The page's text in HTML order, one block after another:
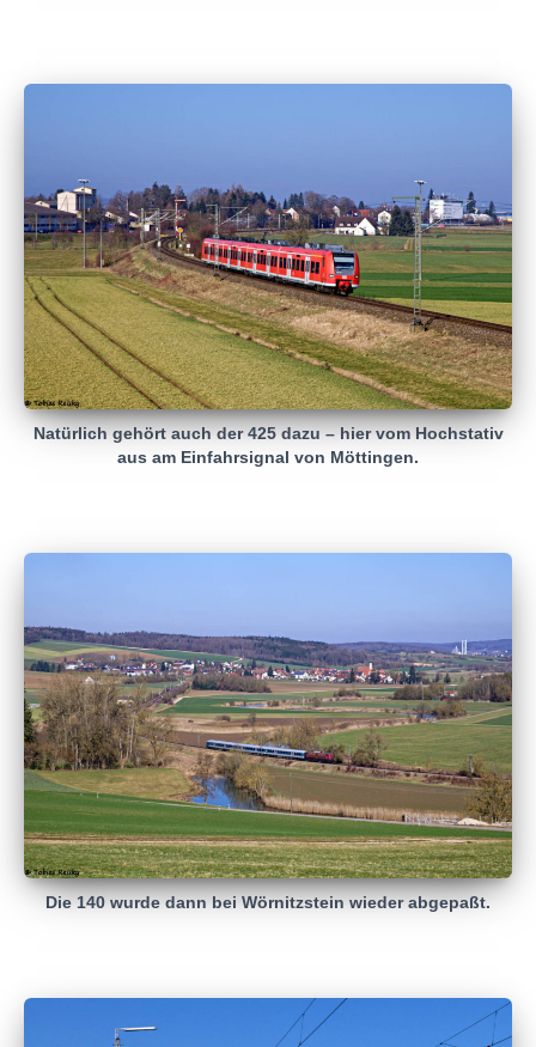
Natürlich gehört auch der 425 dazu – hier vom Hochstativ
aus am Einfahrsignal von Möttingen.
Die 140 wurde dann bei Wörnitzstein wieder abgepaßt.